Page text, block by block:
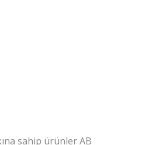
sahip ürünler AB